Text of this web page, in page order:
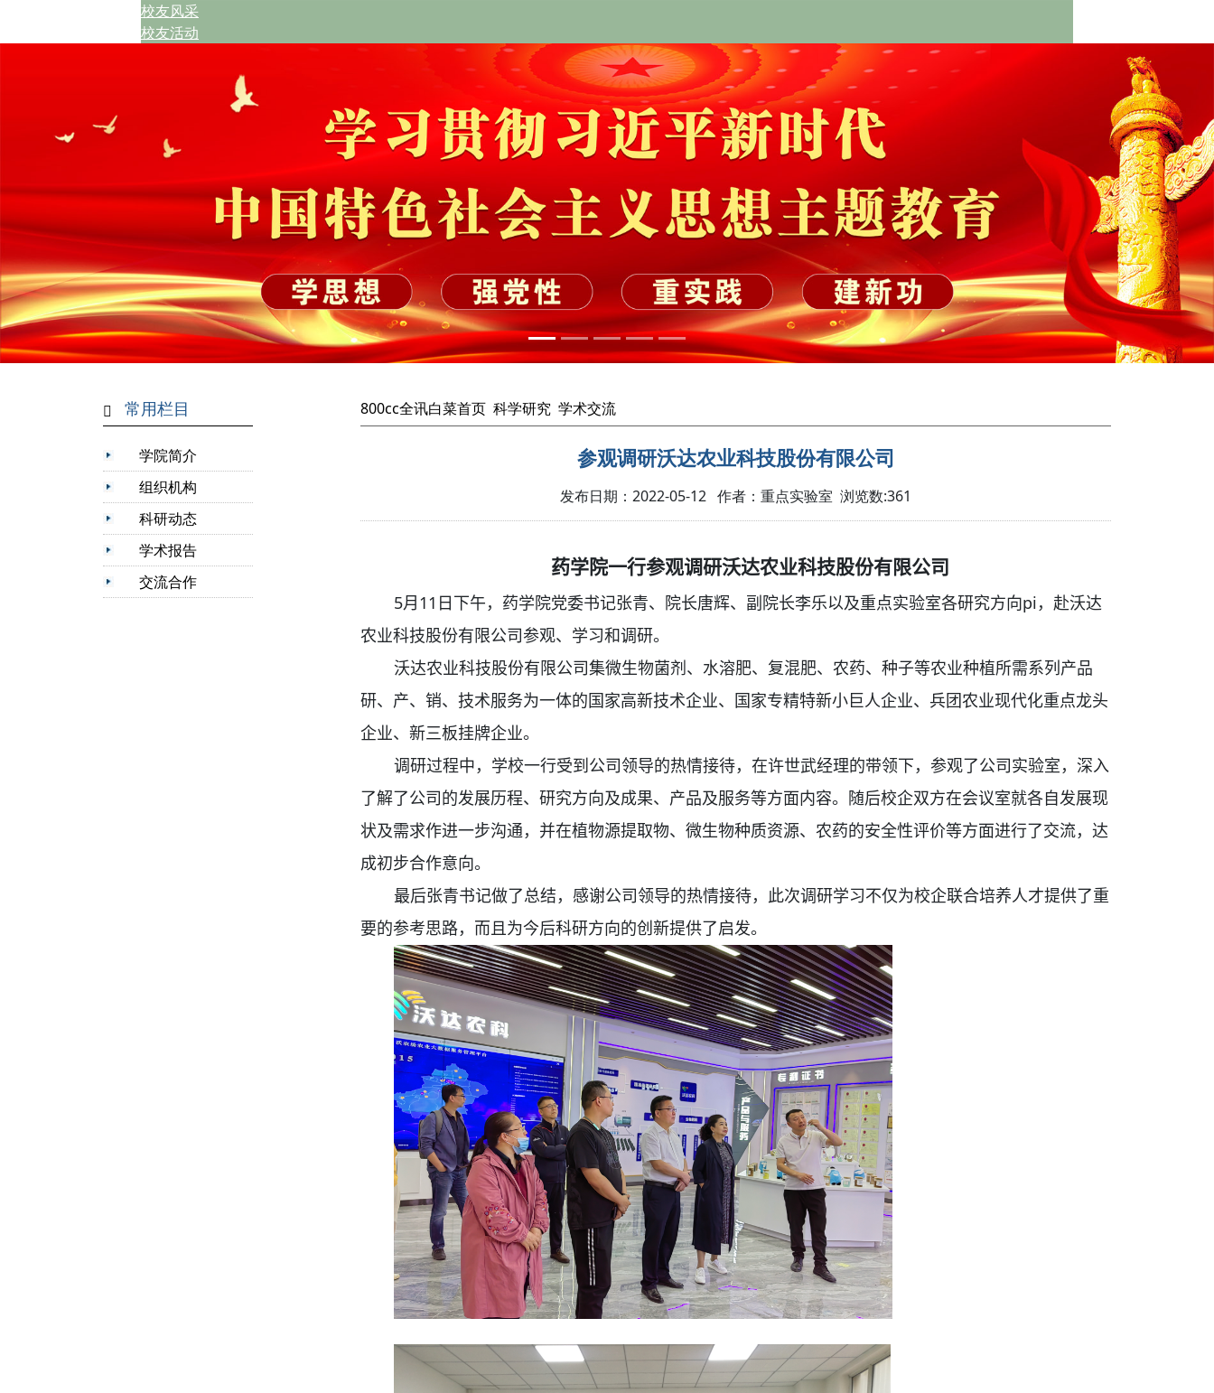
校友风采
校友活动
常用栏目
学院简介
组织机构
科研动态
学术报告
交流合作
800cc全讯白菜首页 科学研究 学术交流
参观调研沃达农业科技股份有限公司
发布日期：2022-05-12 作者：重点实验室 浏览数:361
药学院一行参观调研沃达农业科技股份有限公司
5月 11 日下午，药学院党委书记张青、院长唐辉、副院长李乐以及重点实验室各研究方向pi ，赴沃达
农业科技股份有限公司参观、学习和调研。
沃达农业科技股份有限公司集微生物菌剂、水溶肥、复混肥、农药、种子等农业种植所需系列产品
研、产、销、技术服务为一体的国家高新技术企业、国家专精特新小巨人企业、兵团农业现代化重点龙头
企业、新三板挂牌企业。
调研过程中，学校一行受到公司领导的热情接待，在许世武经理的带领下，参观了公司实验室，深入
了解了公司的发展历程、研究方向及成果、产品及服务等方面内容。随后校企双方在会议室就各自发展现
状及需求作进一步沟通，并在植物源提取物、微生物种质资源、农药的安全性评价等方面进行了交流，达
成初步合作意向。
最后张青书记做了总结，感谢公司领导的热情接待，此次调研学习不仅为校企联合培养人才提供了重
要的参考思路，而且为今后科研方向的创新提供了启发。